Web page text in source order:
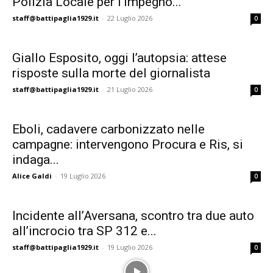
staff@battipaglia1929.it - 22 Luglio 2026 0
Giallo Esposito, oggi l’autopsia: attese
risposte sulla morte del giornalista
staff@battipaglia1929.it - 21 Luglio 2026 0
Eboli, cadavere carbonizzato nelle
campagne: intervengono Procura e Ris, si
indaga...
Alice Galdi - 19 Luglio 2026 0
Incidente all’Aversana, scontro tra due auto
all’incrocio tra SP 312 e...
staff@battipaglia1929.it - 19 Luglio 2026 0